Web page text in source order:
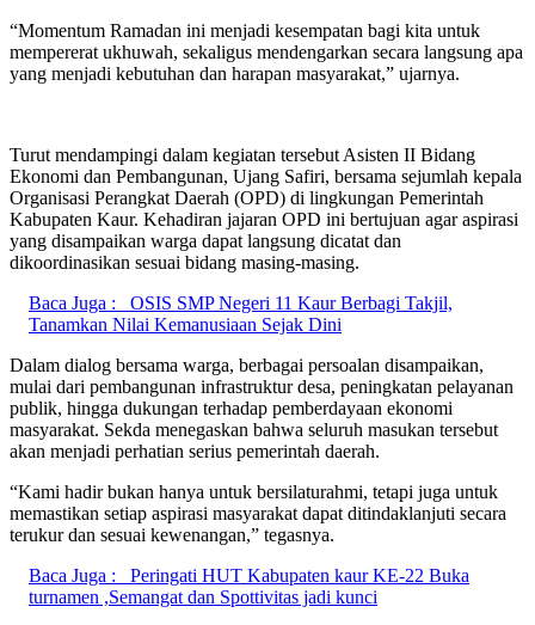
“Momentum Ramadan ini menjadi kesempatan bagi kita untuk
mempererat ukhuwah, sekaligus mendengarkan secara langsung apa
yang menjadi kebutuhan dan harapan masyarakat,” ujarnya.
Turut mendampingi dalam kegiatan tersebut Asisten II Bidang
Ekonomi dan Pembangunan, Ujang Safiri, bersama sejumlah kepala
Organisasi Perangkat Daerah (OPD) di lingkungan Pemerintah
Kabupaten Kaur. Kehadiran jajaran OPD ini bertujuan agar aspirasi
yang disampaikan warga dapat langsung dicatat dan
dikoordinasikan sesuai bidang masing-masing.
Baca Juga :
OSIS SMP Negeri 11 Kaur Berbagi Takjil,
Tanamkan Nilai Kemanusiaan Sejak Dini
Dalam dialog bersama warga, berbagai persoalan disampaikan,
mulai dari pembangunan infrastruktur desa, peningkatan pelayanan
publik, hingga dukungan terhadap pemberdayaan ekonomi
masyarakat. Sekda menegaskan bahwa seluruh masukan tersebut
akan menjadi perhatian serius pemerintah daerah.
“Kami hadir bukan hanya untuk bersilaturahmi, tetapi juga untuk
memastikan setiap aspirasi masyarakat dapat ditindaklanjuti secara
terukur dan sesuai kewenangan,” tegasnya.
Baca Juga :
Peringati HUT Kabupaten kaur KE-22 Buka
turnamen ,Semangat dan Spottivitas jadi kunci